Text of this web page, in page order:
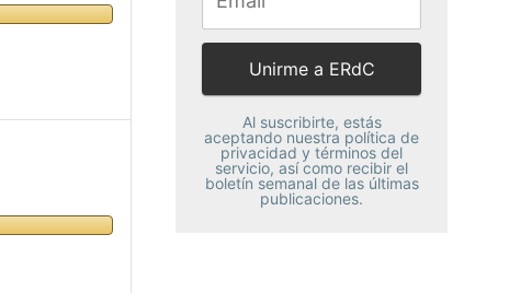
Al suscribirte, estás
aceptando nuestra política de
privacidad y términos del
servicio, así como recibir el
boletín semanal de las últimas
publicaciones.